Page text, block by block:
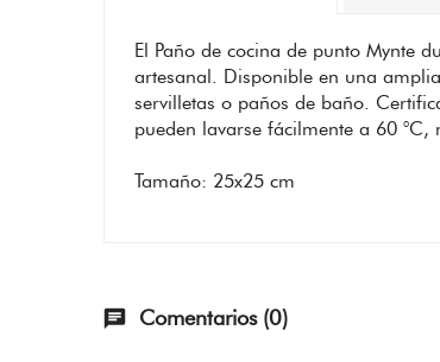
El Paño de cocina de punto Mynte
artesanal. Disponible en una
servilletas o paños de baño.
pueden lavarse fácilmente a 60
Tamaño: 25x25 cm
chat Comentarios (0)